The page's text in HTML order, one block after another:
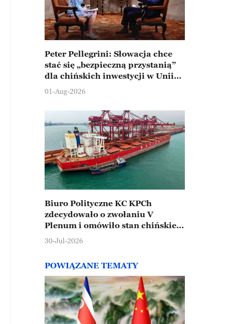
Peter Pellegrini: Słowacja chce
stać się „bezpieczną przystanią”
dla chińskich inwestycji w Unii
Europejskiej
01-Aug-2026
Biuro Polityczne KC KPCh
zdecydowało o zwołaniu V
Plenum i omówiło stan chińskiej
gospodarki
30-Jul-2026
POWIĄZANE TEMATY